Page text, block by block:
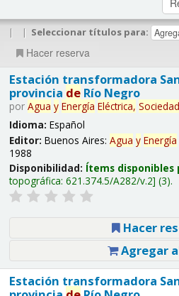
| | Seleccionar títulos para:
Hacer reserva
Estación transformadora
provincia deRío Negro
por Agua y Energía Eléctrica, Sociedad
Idioma: Español
Editor: Buenos Aires: Agua y Energía
1988
Disponibilidad: Ítems disponibles
topográfica: 621.374.5/A282/v.2 (3).
Hacer
Agregar
Estación transformadora